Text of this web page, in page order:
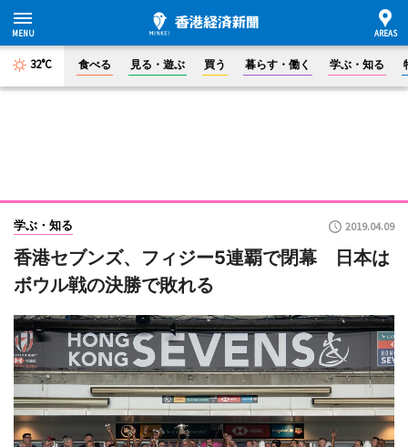
32°C 食べる 見る・遊ぶ 買う 暮らす・働く 学ぶ・知る
学ぶ・知る 2019.04.09
香港セブンズ、フィジー5連覇で閉幕 日本は
ボウル戦の決勝で敗れる